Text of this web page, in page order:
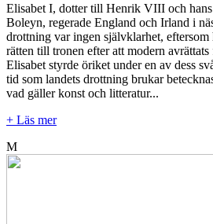
Elisabet I, dotter till Henrik VIII och
Boleyn, regerade England och Irland i
drottning var ingen självklarhet,
rätten till tronen efter att modern avrättats
Elisabet styrde öriket under en av dess
tid som landets drottning brukar
vad gäller konst och litteratur...
+ Läs mer
M